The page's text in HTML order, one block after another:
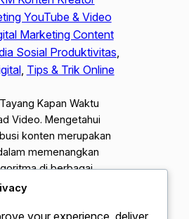
YouTube & Video
Marketing Content
Sosial Produktivitas
, Tips & Trik Online
Kapan Waktu
Video. Mengetahui
konten merupakan
memenangkan
di berbagai
sosial saat ini. Banyak
your experience, deliver